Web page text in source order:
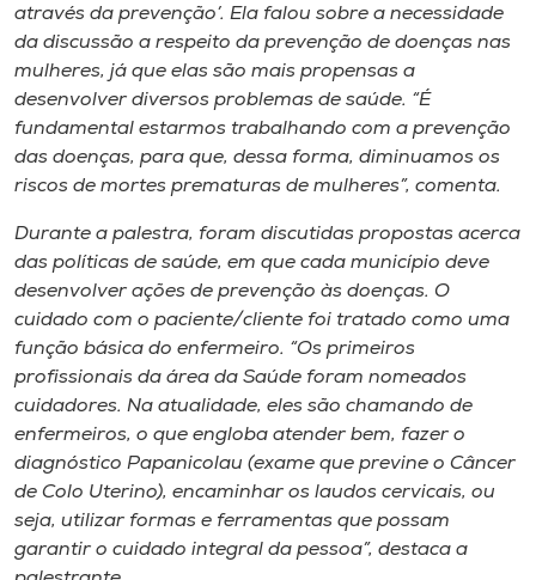
através da prevenção’. Ela falou sobre a necessidade
da discussão a respeito da prevenção de doenças nas
mulheres, já que elas são mais propensas a
desenvolver diversos problemas de saúde. “É
fundamental estarmos trabalhando com a prevenção
das doenças, para que, dessa forma, diminuamos os
riscos de mortes prematuras de mulheres”, comenta.
Durante a palestra, foram discutidas propostas acerca
das políticas de saúde, em que cada município deve
desenvolver ações de prevenção às doenças. O
cuidado com o paciente/cliente foi tratado como uma
função básica do enfermeiro. “Os primeiros
profissionais da área da Saúde foram nomeados
cuidadores. Na atualidade, eles são chamando de
enfermeiros, o que engloba atender bem, fazer o
diagnóstico Papanicolau (exame que previne o Câncer
de Colo Uterino), encaminhar os laudos cervicais, ou
seja, utilizar formas e ferramentas que possam
garantir o cuidado integral da pessoa”, destaca a